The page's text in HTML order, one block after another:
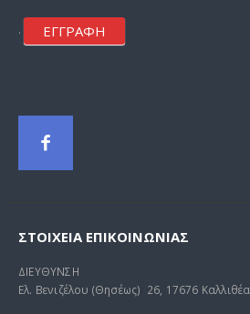
. ΕΓΓΡΑΦΗ
ΣΤΟΙΧΕΊΑ ΕΠΙΚΟΙΝΩΝΊΑΣ
ΔΙΕΥΘΥΝΣΗ
Ελ. Βενιζέλου (Θησέως) 26, 17676 Καλλιθέα